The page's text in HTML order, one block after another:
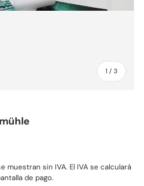
1 / de
3
muestran sin IVA. El IVA se calculará
de pago.